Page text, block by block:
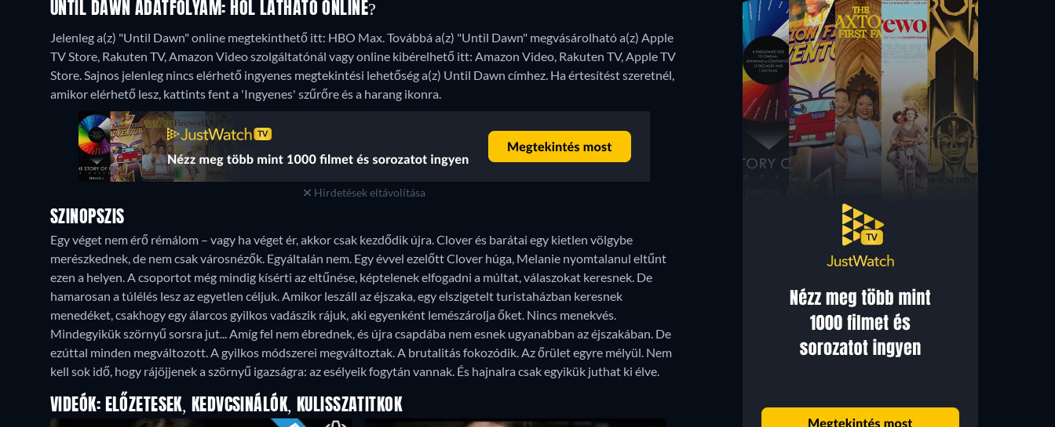
UNTIL DAWN ADATFOLYAM: HOL LÁTHATÓ ONLINE?
Jelenleg a(z) "Until Dawn" online megtekinthető itt: HBO Max. Továbbá a(z) "Until Dawn" megvásárolható a(z) Apple
TV Store, Rakuten TV, Amazon Video szolgáltatónál vagy online kibérelhető itt: Amazon Video, Rakuten TV, Apple TV
Store.Sajnos jelenleg nincs elérhető ingyenes megtekintési lehetőség a(z) Until Dawn címhez. Ha értesítést szeretnél,
amikor elérhető lesz, kattints fent a 'Ingyenes' szűrőre és a harang ikonra.
Hirdetések eltávolítása
SZINOPSZIS
Egy véget nem érő rémálom – vagy ha véget ér, akkor csak kezdődik újra. Clover és barátai egy kietlen völgybe
merészkednek, de nem csak városnézők. Egyáltalán nem. Egy évvel ezelőtt Clover húga, Melanie nyomtalanul eltűnt
ezen a helyen. A csoportot még mindig kísérti az eltűnése, képtelenek elfogadni a múltat, válaszokat keresnek. De
hamarosan a túlélés lesz az egyetlen céljuk. Amikor leszáll az éjszaka, egy elszigetelt turistaházban keresnek
menedéket, csakhogy egy álarcos gyilkos vadászik rájuk, aki egyenként lemészárolja őket. Nincs menekvés.
Mindegyikük szörnyű sorsra jut... Amíg fel nem ébrednek, és újra csapdába nem esnek ugyanabban az éjszakában. De
ezúttal minden megváltozott. A gyilkos módszerei megváltoztak. A brutalitás fokozódik. Az őrület egyre mélyül. Nem
kell sok idő, hogy rájöjjenek a szörnyű igazságra: az esélyeik fogytán vannak. És hajnalra csak egyikük juthat ki élve.
VIDEÓK: ELŐZETESEK, KEDVCSINÁLÓK, KULISSZATITKOK